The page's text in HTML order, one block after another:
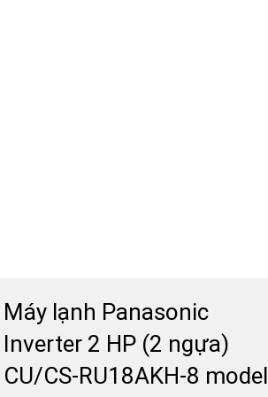
Máy lạnh Panasonic
Inverter 2 HP (2 ngựa)
CU/CS-RU18AKH-8 model